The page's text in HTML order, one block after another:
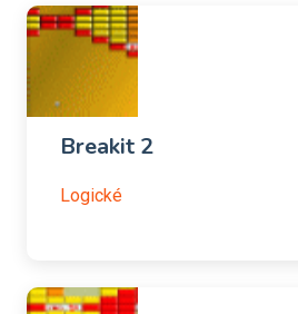
Breakit 2
Logické